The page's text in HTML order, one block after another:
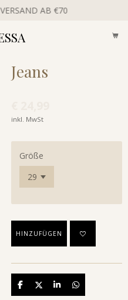
AB €70
Jeans
inkl. MwSt
Größe
HINZUFÜGEN
TeilenTeilenTeilenTeilen